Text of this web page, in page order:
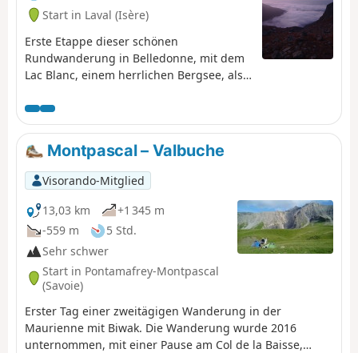
Start in Laval (Isère)
Erste Etappe dieser schönen
Rundwanderung in Belledonne, mit dem
Lac Blanc, einem herrlichen Bergsee, als
Montpascal – Valbuche
Visorando-Mitglied
13,03 km
+1 345 m
-559 m
5 Std.
Sehr schwer
Start in Pontamafrey-Montpascal
(Savoie)
Erster Tag einer zweitägigen Wanderung in der
Maurienne mit Biwak. Die Wanderung wurde 2016
unternommen, mit einer Pause am Col de la Baisse,